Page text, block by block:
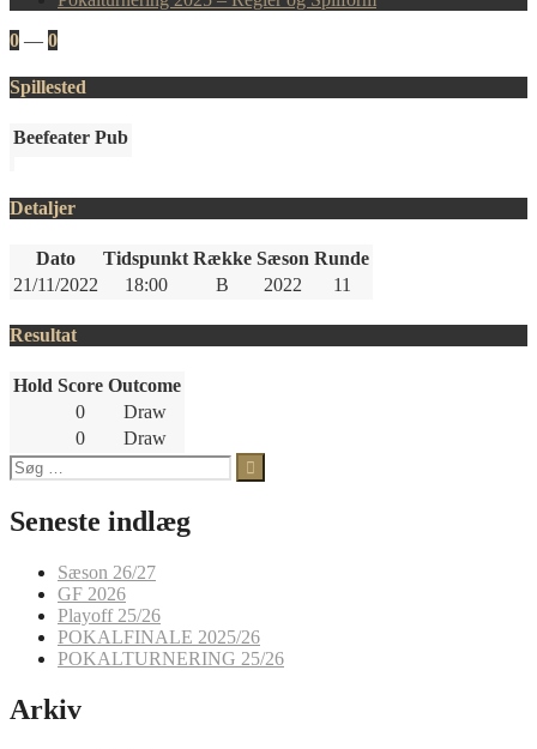
0 — 0
Spillested
Beefeater Pub
Detaljer
Dato Tidspunkt Række Sæson Runde
21/11/2022
18:00 B 2022 11
Resultat
Hold Score Outcome
0
Draw
0
Draw
Søg
efter:
Seneste indlæg
Sæson 26/27
GF 2026
Playoff 25/26
POKALFINALE 2025/26
POKALTURNERING 25/26
Arkiv